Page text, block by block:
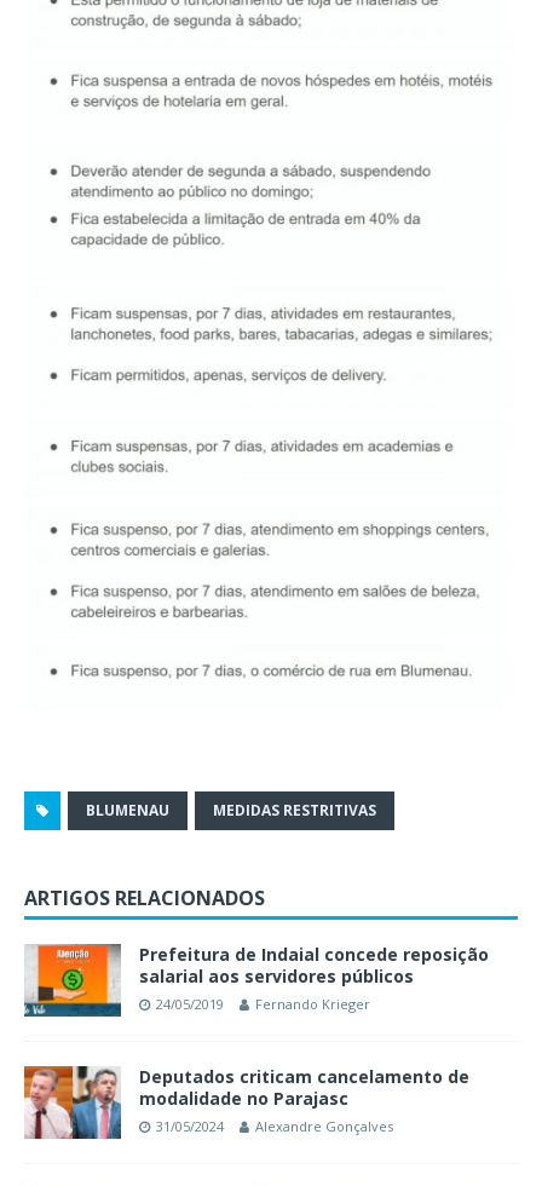
BLUMENAU MEDIDAS RESTRITIVAS
ARTIGOS RELACIONADOS
Prefeitura de Indaial concede reposição
salarial aos servidores públicos
24/05/2019 Fernando Krieger
Deputados criticam cancelamento de
modalidade no Parajasc
31/05/2024 Alexandre Gonçalves